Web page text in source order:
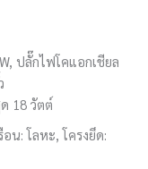
ปลั๊กไฟโคแอกเชียล
18 วัตต์
น: โลหะ, โครงยึด: